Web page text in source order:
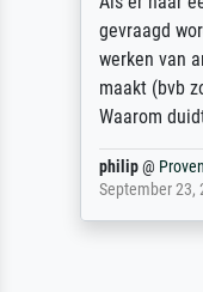
gevraagd wordt
werken van
maakt (bvb zoek
Waarom duidt u ...
philip@
September 23, 2025